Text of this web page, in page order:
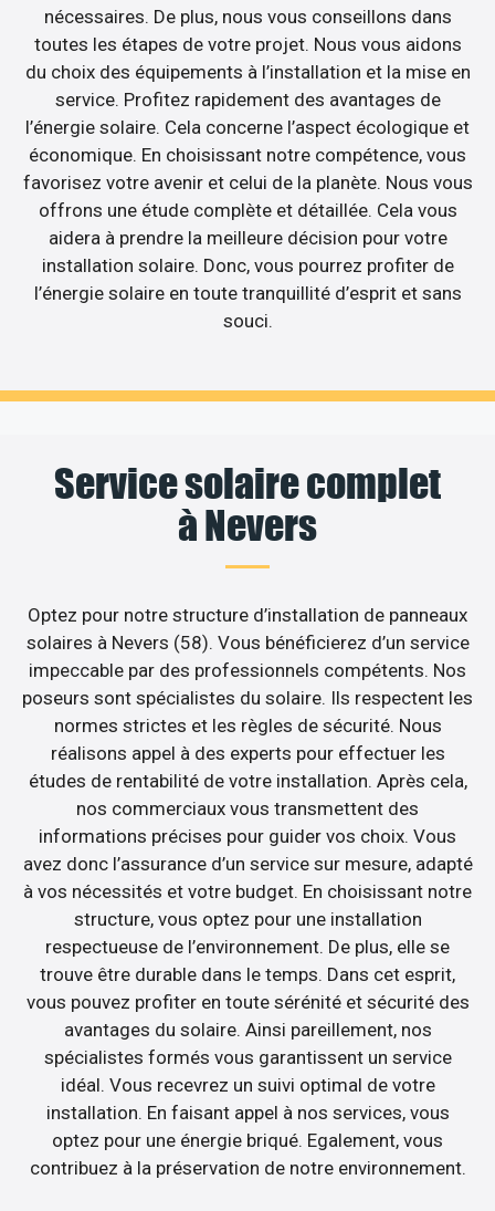
nécessaires. De plus, nous vous conseillons dans
toutes les étapes de votre projet. Nous vous aidons
du choix des équipements à l’installation et la mise en
service. Profitez rapidement des avantages de
l’énergie solaire. Cela concerne l’aspect écologique et
économique. En choisissant notre compétence, vous
favorisez votre avenir et celui de la planète. Nous vous
offrons une étude complète et détaillée. Cela vous
aidera à prendre la meilleure décision pour votre
installation solaire. Donc, vous pourrez profiter de
l’énergie solaire en toute tranquillité d’esprit et sans
souci.
Service solaire complet
à Nevers
Optez pour notre structure d’installation de panneaux
solaires à Nevers (58). Vous bénéficierez d’un service
impeccable par des professionnels compétents. Nos
poseurs sont spécialistes du solaire. Ils respectent les
normes strictes et les règles de sécurité. Nous
réalisons appel à des experts pour effectuer les
études de rentabilité de votre installation. Après cela,
nos commerciaux vous transmettent des
informations précises pour guider vos choix. Vous
avez donc l’assurance d’un service sur mesure, adapté
à vos nécessités et votre budget. En choisissant notre
structure, vous optez pour une installation
respectueuse de l’environnement. De plus, elle se
trouve être durable dans le temps. Dans cet esprit,
vous pouvez profiter en toute sérénité et sécurité des
avantages du solaire. Ainsi pareillement, nos
spécialistes formés vous garantissent un service
idéal. Vous recevrez un suivi optimal de votre
installation. En faisant appel à nos services, vous
optez pour une énergie briqué. Egalement, vous
contribuez à la préservation de notre environnement.